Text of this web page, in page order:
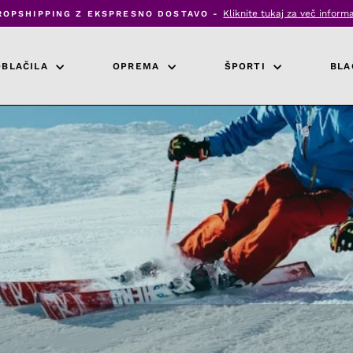
Zaustavi
Z EKSPRESNO DOSTAVO - Kliknite tukaj za več
OPREMA ŠPORTI